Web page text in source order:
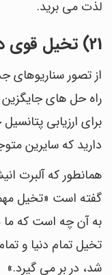
لذت می برید.
21) تخیل قوی دارید
از تصور سناریوهای
راه حل های
برای ارزیابی
دارید که سایرین
گفته است «تخیل
به آن چه است که ما
تخیل تمام دنیا و
شد، در بر می گیرد.»